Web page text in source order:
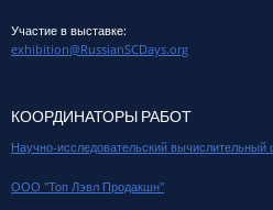
Участие в выставке:
exhibition@RussianSCDays.org
КООРДИНАТОРЫ РАБОТ
Научно-исследовательский
ООО "Топ Лэвл Продакшн"